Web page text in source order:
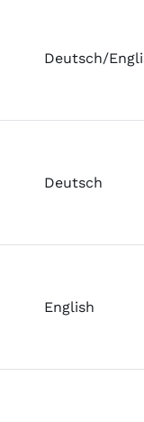
Deutsch/
Deutsch
English